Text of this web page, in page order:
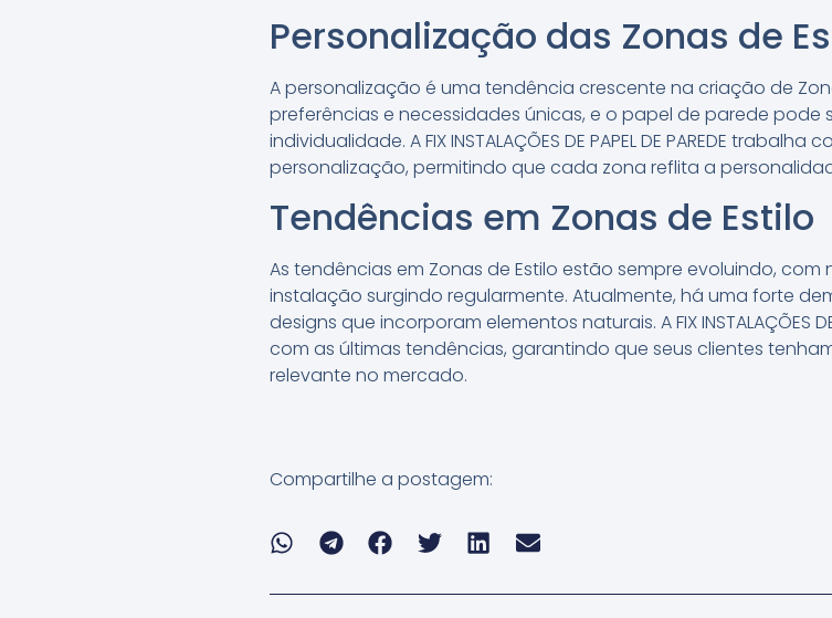
Personalização das Zonas de
A personalização é uma tendência crescente na criação de
preferências e necessidades únicas, e o papel de parede pode
individualidade. A FIX INSTALAÇÕES DE PAPEL DE PAREDE
personalização, permitindo que cada zona reflita a
Tendências em Zonas de Estilo
As tendências em Zonas de Estilo estão sempre evoluindo,
instalação surgindo regularmente. Atualmente, há uma forte
designs que incorporam elementos naturais. A FIX INSTALAÇÕES
com as últimas tendências, garantindo que seus clientes
relevante no mercado.
Compartilhe a postagem: